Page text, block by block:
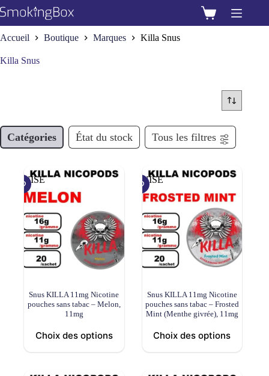
Passer
au
contenu
Panier
d’achat
Accueil
Boutique Marques Killa Snus
Killa Snus
Catégories État du stock Tous les filtres
ÉPUISÉ
Snus KILLA 11mg Nicotine
pouches sans tabac – Melon,
11mg
Choix des options
ÉPUISÉ
Snus KILLA 11mg Nicotine
pouches sans tabac – Frosted
Mint (Menthe givrée), 11mg
Choix des options